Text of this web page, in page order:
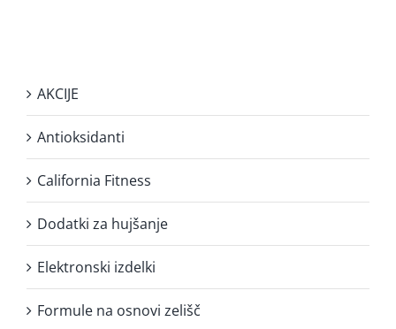
AKCIJE
Antioksidanti
California Fitness
Dodatki za hujšanje
Elektronski izdelki
Formule na osnovi zelišč